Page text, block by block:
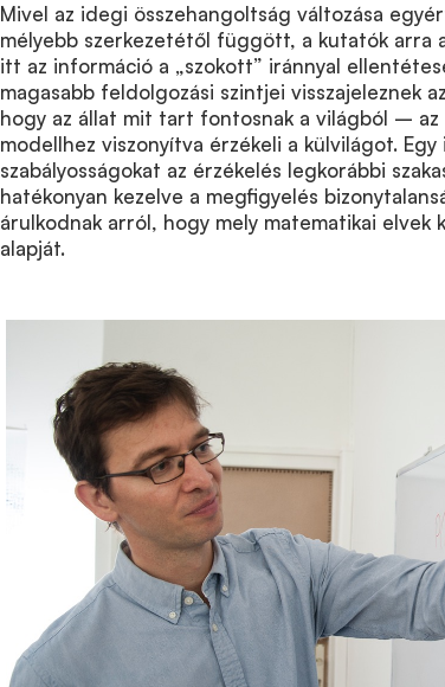
Mivel az idegi összehangoltság változása
mélyebb szerkezetétől függött, a kutatók
itt az információ a „szokott” iránnyal
magasabb feldolgozási szintjei visszajeleznek
hogy az állat mit tart fontosnak a világból –
modellhez viszonyítva érzékeli a külvilágot.
szabályosságokat az érzékelés legkorábbi
hatékonyan kezelve a megfigyelés
árulkodnak arról, hogy mely matematikai elvek
alapját.